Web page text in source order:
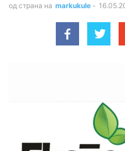
од страна на markukule -